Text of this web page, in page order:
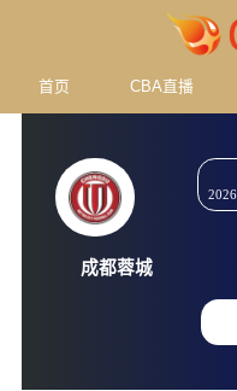
首页 CBA直播